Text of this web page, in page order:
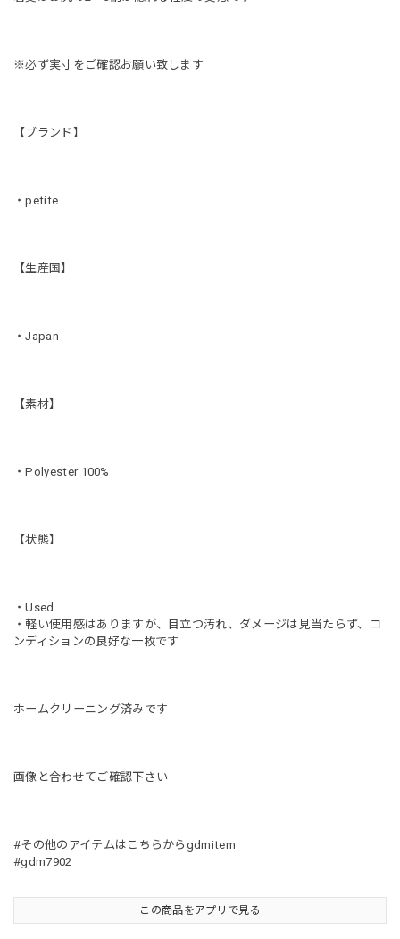
※必ず実寸をご確認お願い致します
【ブランド】
・petite
【生産国】
・Japan
【素材】
・Polyester 100%
【状態】
・Used
・軽い使用感はありますが、目立つ汚れ、ダメージは見当たらず、コ
ンディションの良好な一枚です
ホームクリーニング済みです
画像と合わせてご確認下さい
#その他のアイテムはこちらからgdmitem
#gdm7902
この商品をアプリで見る